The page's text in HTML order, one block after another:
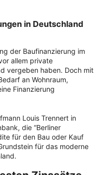
in Deutschland
der Baufinanzierung im
allem private
vergeben haben. Doch mit
an Wohnraum,
Finanzierung
Louis Trennert in
die “Berliner
für den Bau oder Kauf
für das moderne